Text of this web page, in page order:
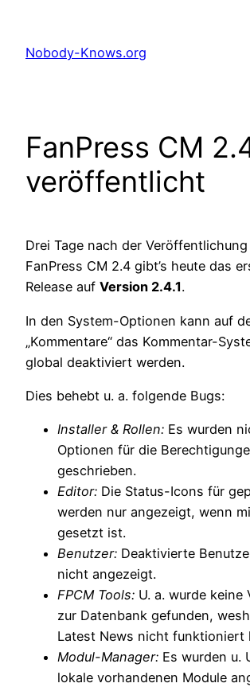
springen
Nobody-Knows.org
FanPress CM
veröffentlicht
Drei Tage nach der
FanPress CM 2.4 gibt’s heute das
Release auf Version 2.4.1.
In den System-Optionen kann auf
„Kommentare“ das Kommentar-
global deaktiviert werden.
Dies behebt u. a. folgende Bugs:
Installer & Rollen: Es wurden
Optionen für die
geschrieben.
Editor: Die Status-Icons für
werden nur angezeigt, wenn
gesetzt ist.
Benutzer: Deaktivierte
nicht angezeigt.
FPCM Tools: U. a. wurde keine
zur Datenbank gefunden,
Latest News nicht funktioniert
Modul-Manager: Es wurden u.
lokale vorhandenen Module